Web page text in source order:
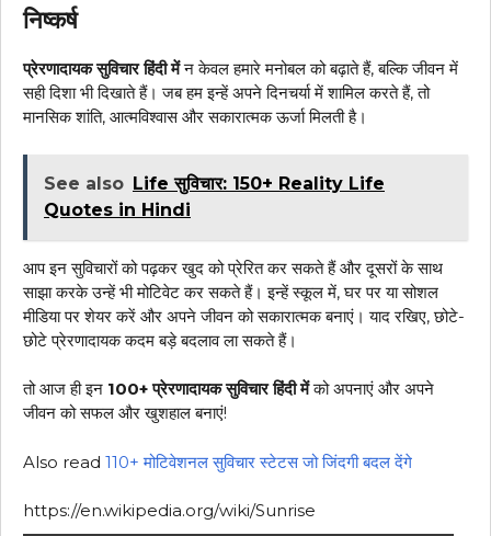
निष्कर्ष
प्रेरणादायक सुविचार हिंदी मेंन केवल हमारे मनोबल को बढ़ाते हैं, बल्कि जीवन में
सही दिशा भी दिखाते हैं। जब हम इन्हें अपने दिनचर्या में शामिल करते हैं, तो
मानसिक शांति, आत्मविश्वास और सकारात्मक ऊर्जा मिलती है।
See also Life सुविचार: 150+ Reality Life
Quotes in Hindi
आप इन सुविचारों को पढ़कर खुद को प्रेरित कर सकते हैं और दूसरों के साथ
साझा करके उन्हें भी मोटिवेट कर सकते हैं। इन्हें स्कूल में, घर पर या सोशल
मीडिया पर शेयर करें और अपने जीवन को सकारात्मक बनाएं। याद रखिए, छोटे-
छोटे प्रेरणादायक कदम बड़े बदलाव ला सकते हैं।
तो आज ही इन 100+ प्रेरणादायक सुविचार हिंदी मेंको अपनाएं और अपने
जीवन को सफल और खुशहाल बनाएं!
Also read 110+ मोटिवेशनल सुविचार स्टेटस जो जिंदगी बदल देंगे
https://en.wikipedia.org/wiki/Sunrise